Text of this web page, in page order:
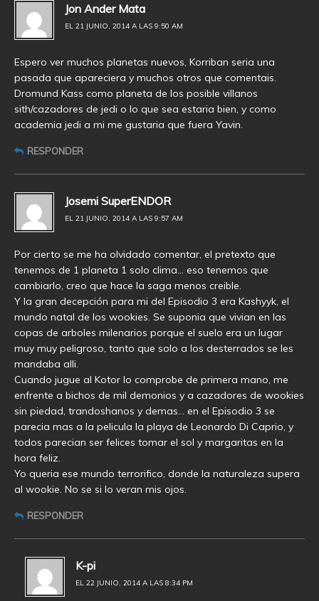
Jon Ander Mata
EL 21 JUNIO, 2014 A LAS 9:50 AM
Espero ver muchos planetas nuevos, Korriban seria una
pasada que apareciera y muchos otros que comentais.
Dromund Kass como planeta de los posible villanos
sith/cazadores de jedi o lo que sea estaria bien, y como
academia jedi a mi me gustaria que fuera Yavin.
RESPONDER
Josemi SuperENDOR
EL 21 JUNIO, 2014 A LAS 9:57 AM
Por cierto se me ha olvidado comentar, el pretexto que
tenemos de 1 planeta 1 solo clima… eso tenemos que
cambiarlo, creo que hace la saga menos creible.
Y la gran decepción para mi del Episodio 3 era Kashyyk, el
mundo natal de los wookies. Se suponia que vivian en las
copas de arboles milenarios porque el suelo era un lugar
muy muy peligroso, tanto que solo a los desterrados se les
mandaba alli.
Cuando jugue al Kotor lo comprobe de primera mano, me
enfrente a bichos de mil demonios y a cazadores de wookies
sin piedad, trandoshanos y demas… en el Episodio 3 se
parecia mas a la pelicula la playa de Leonardo Di Caprio, y
todos parecian ser felices tomar el sol y margaritas en la
hora feliz.
Yo queria ese mundo terrorifico, donde la naturaleza supera
al wookie. No se si lo veran mis ojos.
RESPONDER
K-pi
EL 22 JUNIO, 2014 A LAS 8:34 PM